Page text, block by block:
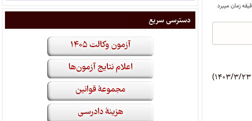
(موضوع تصویب نامه شماره ۵‍۰۲۶۸/ت ۶۲۴۹۵ هـ مورخ ۱۴‍۰۳/۳/۲۳)
دسترسی سریع